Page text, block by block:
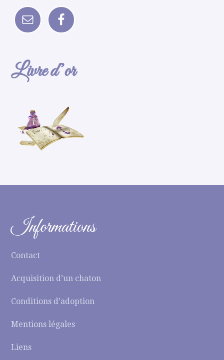
Livre d’or
Informations
Contact
Acquisition d’un chaton
Conditions d’adoption
Mentions légales
Liens